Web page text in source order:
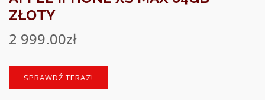
ZŁOTY
2 999.00zł
SPRAWDŹ TERAZ!